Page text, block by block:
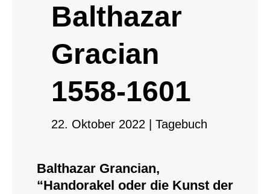
Balthazar
Gracian
1558-1601
22. Oktober 2022 Tagebuch
Balthazar Grancian,
“Handorakel oder die Kunst der